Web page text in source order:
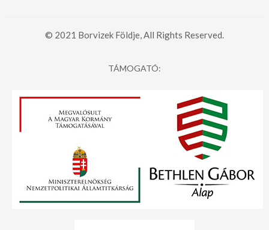
© 2021 Borvizek Földje, All Rights Reserved.
TÁMOGATÓ: